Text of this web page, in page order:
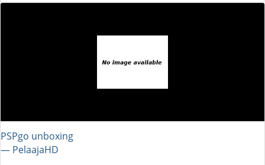
PSPgo unboxing
― PelaajaHD